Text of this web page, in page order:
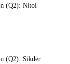
(Q2): Nitol
(Q2): Sikder